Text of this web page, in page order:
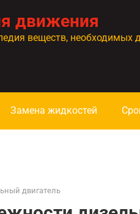
движения
веществ, необходимых
Замена жидкостей
двигатель